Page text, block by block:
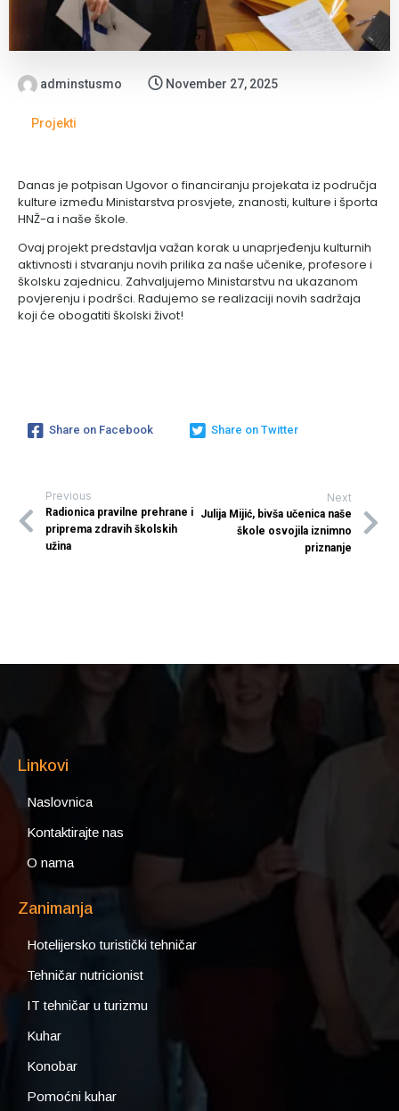
adminstusmo November 27, 2025
Projekti
Danas je potpisan Ugovor o financiranju projekata iz područja
kulture između Ministarstva prosvjete, znanosti, kulture i športa
HNŽ-a i naše škole.
Ovaj projekt predstavlja važan korak u unaprjeđenju kulturnih
aktivnosti i stvaranju novih prilika za naše učenike, profesore i
školsku zajednicu. Zahvaljujemo Ministarstvu na ukazanom
povjerenju i podršci. Radujemo se realizaciji novih sadržaja
koji će obogatiti školski život!
Share on Facebook Share on Twitter
Previous
Radionica pravilne prehrane i
priprema zdravih školskih
užina
Next
Julija Mijić, bivša učenica naše
škole osvojila iznimno
priznanje
Linkovi
Naslovnica
Kontaktirajte nas
O nama
Zanimanja
Hotelijersko turistički tehničar
Tehničar nutricionist
IT tehničar u turizmu
Kuhar
Konobar
Pomoćni kuhar